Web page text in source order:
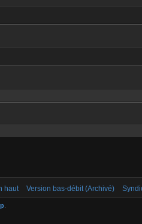
haut Version bas-débit (Archivé)